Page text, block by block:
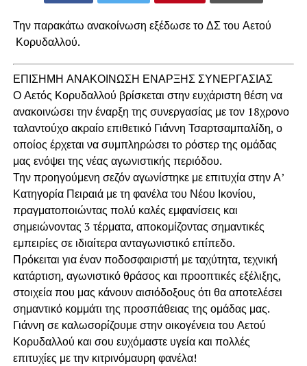
Την παρακάτω ανακοίνωση εξέδωσε το ΔΣ του Αετού
Κορυδαλλού.
ΕΠΙΣΗΜΗ ΑΝΑΚΟΙΝΩΣΗ ΕΝΑΡΞΗΣ ΣΥΝΕΡΓΑΣΙΑΣ
Ο Αετός Κορυδαλλού βρίσκεται στην ευχάριστη θέση να
ανακοινώσει την έναρξη της συνεργασίας με τον 18χρονο
ταλαντούχο ακραίο επιθετικό Γιάννη Τσαρτσαμπαλίδη, ο
οποίος έρχεται να συμπληρώσει το ρόστερ της ομάδας
μας ενόψει της νέας αγωνιστικής περιόδου.
Την προηγούμενη σεζόν αγωνίστηκε με επιτυχία στην Α’
Κατηγορία Πειραιά με τη φανέλα του Νέου Ικονίου,
πραγματοποιώντας πολύ καλές εμφανίσεις και
σημειώνοντας 3 τέρματα, αποκομίζοντας σημαντικές
εμπειρίες σε ιδιαίτερα ανταγωνιστικό επίπεδο.
Πρόκειται για έναν ποδοσφαιριστή με ταχύτητα, τεχνική
κατάρτιση, αγωνιστικό θράσος και προοπτικές εξέλιξης,
στοιχεία που μας κάνουν αισιόδοξους ότι θα αποτελέσει
σημαντικό κομμάτι της προσπάθειας της ομάδας μας.
Γιάννη σε καλωσορίζουμε στην οικογένεια του Αετού
Κορυδαλλού και σου ευχόμαστε υγεία και πολλές
επιτυχίες με την κιτρινόμαυρη φανέλα!